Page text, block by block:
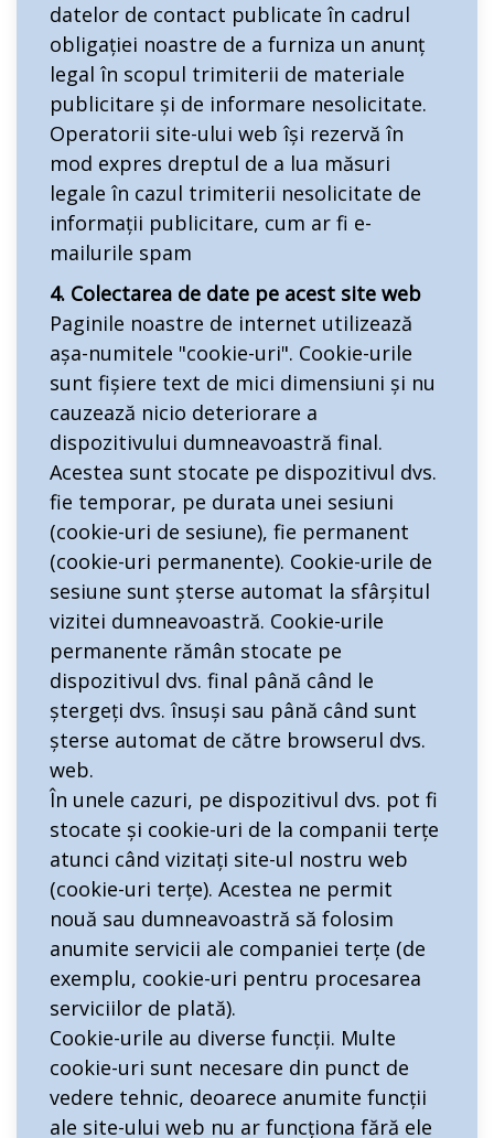
datelor de contact publicate în cadrul
obligației noastre de a furniza un anunț
legal în scopul trimiterii de materiale
publicitare și de informare nesolicitate.
Operatorii site-ului web își rezervă în
mod expres dreptul de a lua măsuri
legale în cazul trimiterii nesolicitate de
informații publicitare, cum ar fi e-
mailurile spam
4. Colectarea de date pe acest site web
Paginile noastre de internet utilizează
așa-numitele "cookie-uri". Cookie-urile
sunt fișiere text de mici dimensiuni și nu
cauzează nicio deteriorare a
dispozitivului dumneavoastră final.
Acestea sunt stocate pe dispozitivul dvs.
fie temporar, pe durata unei sesiuni
(cookie-uri de sesiune), fie permanent
(cookie-uri permanente). Cookie-urile de
sesiune sunt șterse automat la sfârșitul
vizitei dumneavoastră. Cookie-urile
permanente rămân stocate pe
dispozitivul dvs. final până când le
ștergeți dvs. însuși sau până când sunt
șterse automat de către browserul dvs.
web.
În unele cazuri, pe dispozitivul dvs. pot fi
stocate și cookie-uri de la companii terțe
atunci când vizitați site-ul nostru web
(cookie-uri terțe). Acestea ne permit
nouă sau dumneavoastră să folosim
anumite servicii ale companiei terțe (de
exemplu, cookie-uri pentru procesarea
serviciilor de plată).
Cookie-urile au diverse funcții. Multe
cookie-uri sunt necesare din punct de
vedere tehnic, deoarece anumite funcții
ale site-ului web nu ar funcționa fără ele